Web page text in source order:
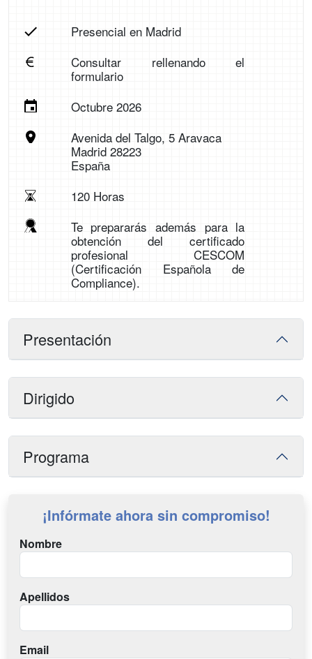
Presencial en Madrid
Consultar rellenando el
formulario
Octubre 2026
Avenida del Talgo, 5 Aravaca
Madrid 28223
España
120 Horas
Te prepararás además para la
obtención del certificado
profesional CESCOM
(Certificación Española de
Compliance).
Presentación
Dirigido
Programa
¡Infórmate ahora sin compromiso!
Nombre
Apellidos
Email